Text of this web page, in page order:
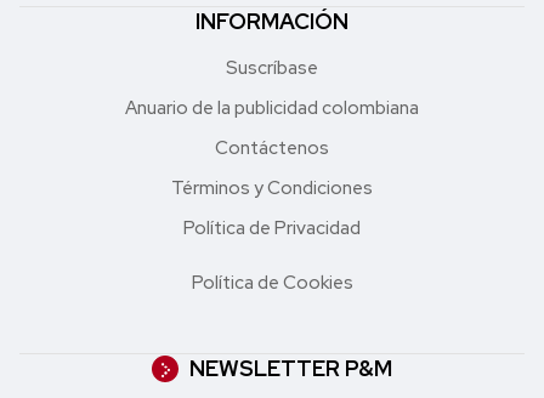
INFORMACIÓN
Suscríbase
Anuario de la publicidad colombiana
Contáctenos
Términos y Condiciones
Política de Privacidad
Política de Cookies
NEWSLETTER P&M